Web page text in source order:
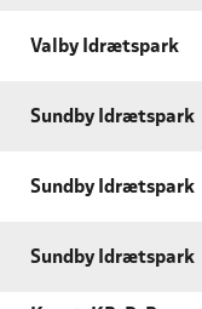
Valby Idrætspark
Sundby Idrætspark
Sundby Idrætspark
Sundby Idrætspark